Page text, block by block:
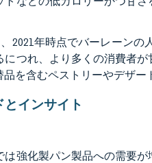
2021年時点でバーレーン
つれ、より多くの消費者
を含むペストリーやデザー
インサイト
強化製パン製品への需要